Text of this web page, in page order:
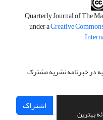
بهترین
Quarterly Journal of The
under aCreative
.
در خبرنامه نشریه مشترک
اشتراک